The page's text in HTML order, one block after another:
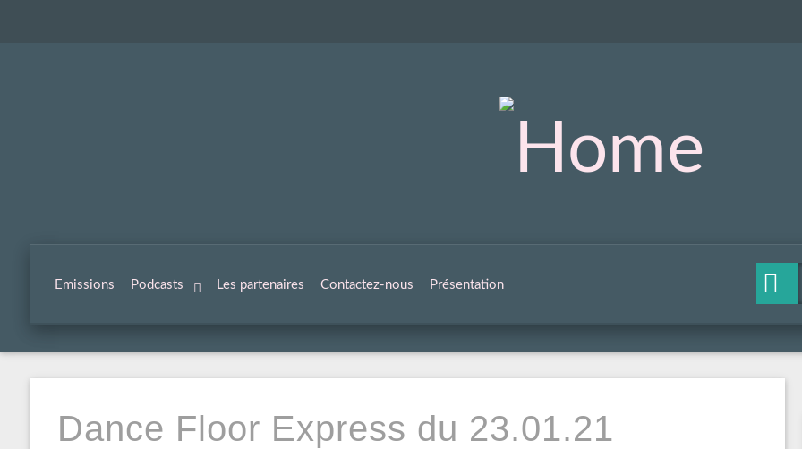
Emissions Podcasts Les partenaires Contactez-nous Présentation
Dance Floor Express du 23.01.21